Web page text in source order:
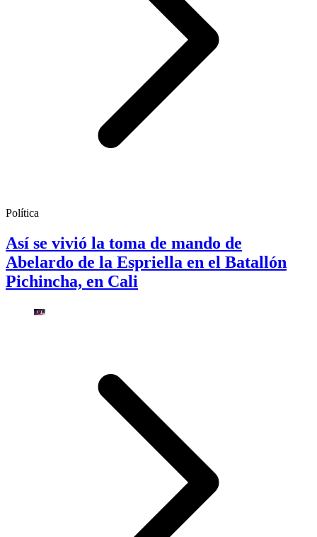
Política
Así se vivió la toma de mando de
Abelardo de la Espriella en el Batallón
Pichincha, en Cali